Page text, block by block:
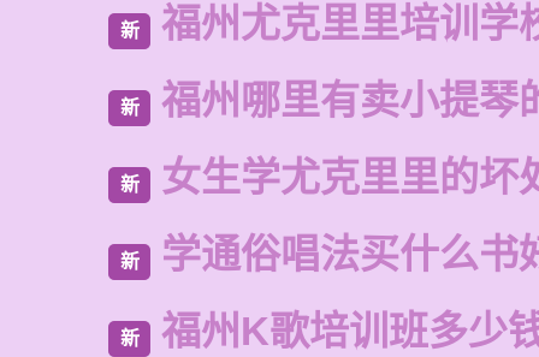
新 福州尤克里里培训学
新 福州哪里有卖小提琴
新 女生学尤克里里的坏
新 学通俗唱法买什么书
新 福州K歌培训班多少